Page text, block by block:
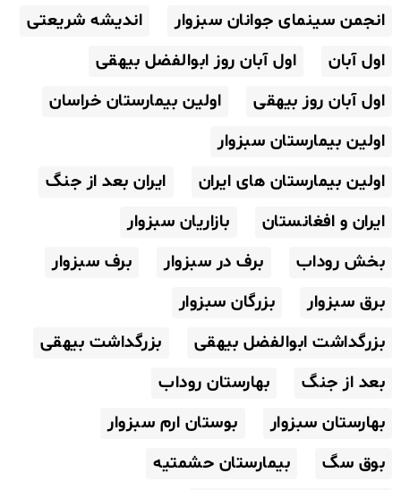
انجمن سینمای جوانان سبزوار
اندیشه شریعتی
اول آبان
اول آبان روز ابوالفضل بیهقی
اول آبان روز بیهقی
اولین بیمارستان خراسان
اولین بیمارستان سبزوار
اولین بیمارستان های ایران
ایران بعد از جنگ
ایران و افغانستان
بازاریان سبزوار
بخش روداب
برف در سبزوار
برف سبزوار
برق سبزوار
بزرگان سبزوار
بزرگداشت ابوالفضل بیهقی
بزرگداشت بیهقی
بعد از جنگ
بهارستان روداب
بهارستان سبزوار
بوستان ارم سبزوار
بوق سگ
بیمارستان حشمتیه